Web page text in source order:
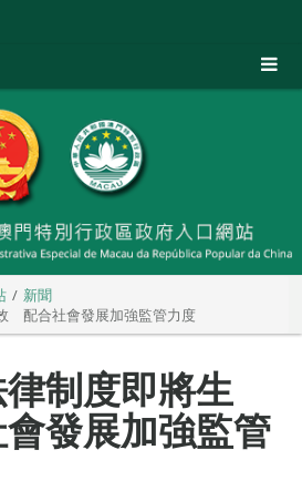
新聞
配合社會發展加強監管力度
制度即將生
發展加強監管